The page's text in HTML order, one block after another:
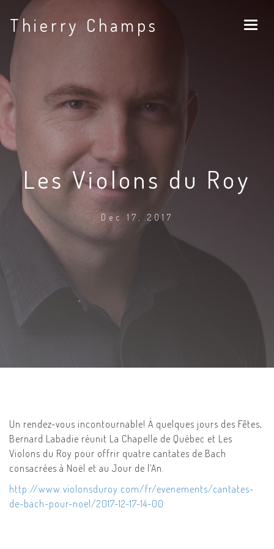
Thierry Champs
Les Violons du Roy
Dec 17, 2017
Un rendez-vous incontournable! À quelques jours des Fêtes,
Bernard Labadie réunit La Chapelle de Québec et Les
Violons du Roy pour offrir quatre cantates de Bach
consacrées à Noël et au Jour de l’An.
http://www.violonsduroy.com/fr/evenements/cantates-
de-bach-pour-noel/2017-12-17-14-00